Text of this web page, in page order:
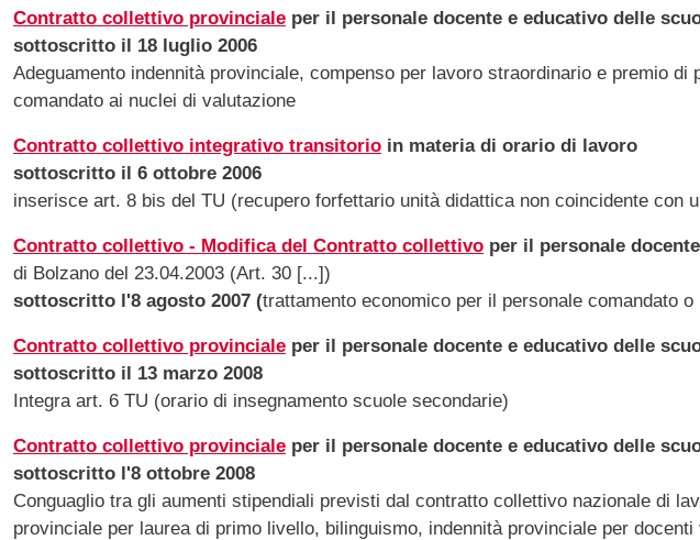
Contratto collettivo provinciale per il personale docente e educativo delle
sottoscritto il 18 luglio 2006
Adeguamento indennità provinciale, compenso per lavoro straordinario e premio
comandato ai nuclei di valutazione
Contratto collettivo integrativo transitorio in materia di orario di lavoro
sottoscritto il 6 ottobre 2006
inserisce art. 8 bis del TU (recupero forfettario unità didattica non coincidente con
Contratto collettivo - Modifica del Contratto collettivo per il personale docente
di Bolzano del 23.04.2003 (Art. 30 [...])
sottoscritto l'8 agosto 2007 (trattamento economico per il personale comandato
Contratto collettivo provinciale per il personale docente e educativo delle
sottoscritto il 13 marzo 2008
Integra art. 6 TU (orario di insegnamento scuole secondarie)
Contratto collettivo provinciale per il personale docente e educativo delle
sottoscritto l'8 ottobre 2008
Conguaglio tra gli aumenti stipendiali previsti dal contratto collettivo nazionale di
provinciale per laurea di primo livello, bilinguismo, indennità provinciale per